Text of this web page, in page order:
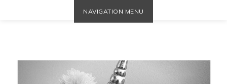
NAVIGATION MENU